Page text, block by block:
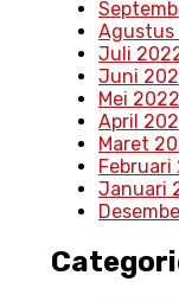
Agustus
Juli
Juni
Mei 2022
April
Maret
Februari
Januari